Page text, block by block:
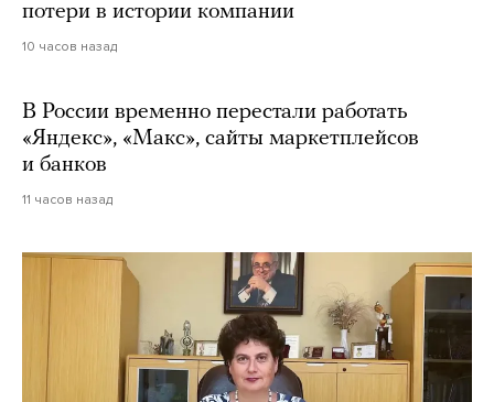
потери в истории компании
10 часов назад
В России временно перестали работать
«Яндекс», «Макс», сайты маркетплейсов
и банков
11 часов назад